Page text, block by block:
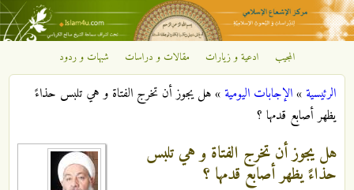
تجاوز إلى المحتوى الرئيسي
مركز
الإشعاع
الإسلامي
المجيب ادعية و زيارات مقالات و دراسات شبهات و ردود
أنت هنا
الرئيسية»الإجابات اليومية»هل يجوز أن تخرج الفتاة و هي تلبس حذاءً
يظهر أصابع قدمها ؟
هل يجوز أن تخرج الفتاة و هي تلبس
حذاءً يظهر أصابع قدمها ؟